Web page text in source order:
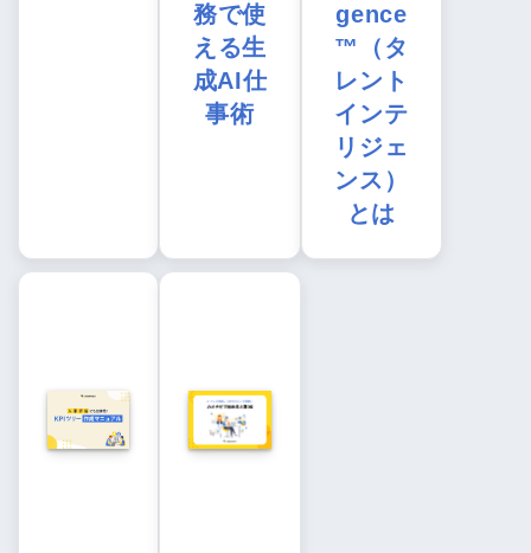
務で使
える生
成AI仕
事術
gence
™（タ
レント
インテ
リジェ
ンス）
とは